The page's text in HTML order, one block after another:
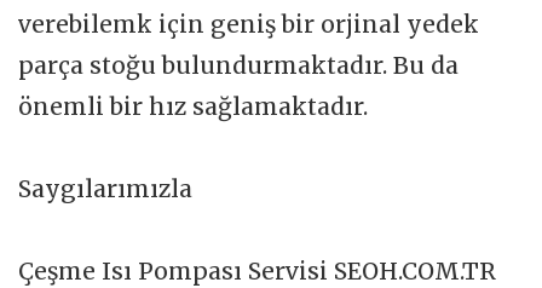
verebilemk için geniş bir orjinal yedek
parça stoğu bulundurmaktadır. Bu da
önemli bir hız sağlamaktadır.
Saygılarımızla
Çeşme Isı Pompası Servisi SEOH.COM.TR